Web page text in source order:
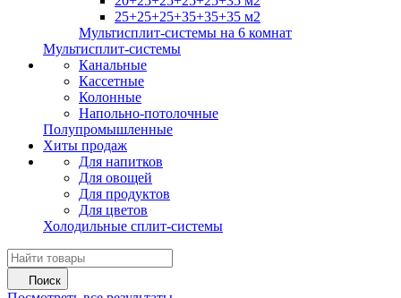
25+25+25+35+35+35 м2
Мультисплит-системы на 6 комнат
Мультисплит-системы
Канальные
Кассетные
Колонные
Напольно-потолочные
Полупромышленные
Хиты продаж
Для напитков
Для овощей
Для продуктов
Для цветов
Холодильные сплит-системы
Поиск